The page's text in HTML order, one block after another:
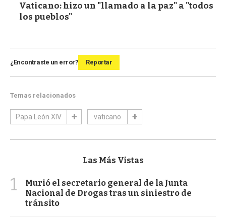
Vaticano: hizo un "llamado a la paz" a "todos
los pueblos"
¿Encontraste un error? Reportar
Temas relacionados
Papa León XIV vaticano
Las Más Vistas
1
Murió el secretario general de la Junta
Nacional de Drogas tras un siniestro de
tránsito